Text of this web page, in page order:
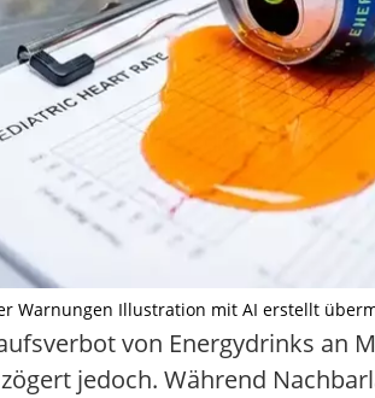
Warnungen Illustration mit AI erstellt
von Energydrinks an
jedoch. Während